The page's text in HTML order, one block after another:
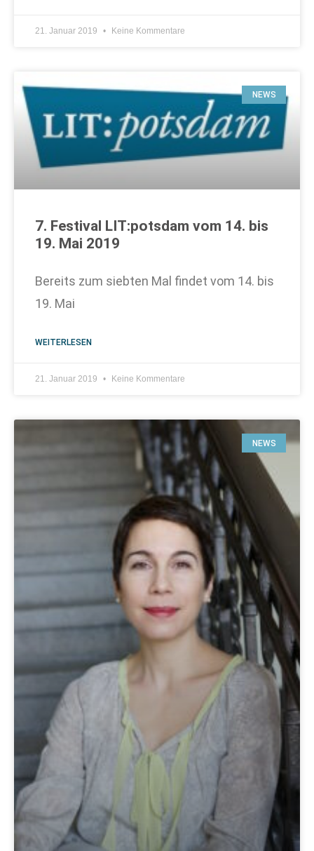
21. Januar 2019 Keine Kommentare
NEWS
7. Festival LIT:potsdam vom 14. bis
19. Mai 2019
Bereits zum siebten Mal findet vom 14. bis
19. Mai
WEITERLESEN
21. Januar 2019 Keine Kommentare
NEWS